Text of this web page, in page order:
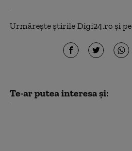
Urmărește știrile Digi24.ro și pe
Te-ar putea interesa și: